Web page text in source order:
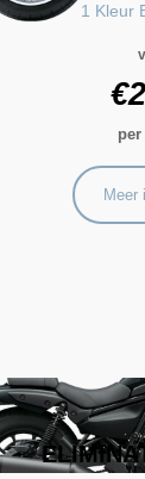
1 Kleur
per
Meer